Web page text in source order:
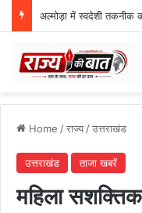
Home /राज्य/उत्तराखंड
उत्तराखंड ताजा खबरें
महिला